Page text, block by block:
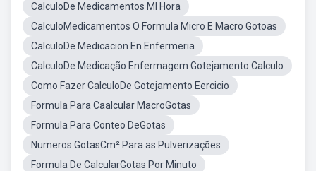
CalculoDe Medicamentos Ml Hora
CalculoMedicamentos O Formula Micro E Macro Gotoas
CalculoDe Medicacion En Enfermeria
CalculoDe Medicação Enfermagem Gotejamento Calculo
Como Fazer CalculoDe Gotejamento Eercicio
Formula Para Caalcular MacroGotas
Formula Para Conteo DeGotas
Numeros GotasCm² Para as Pulverizações
Formula De CalcularGotas Por Minuto